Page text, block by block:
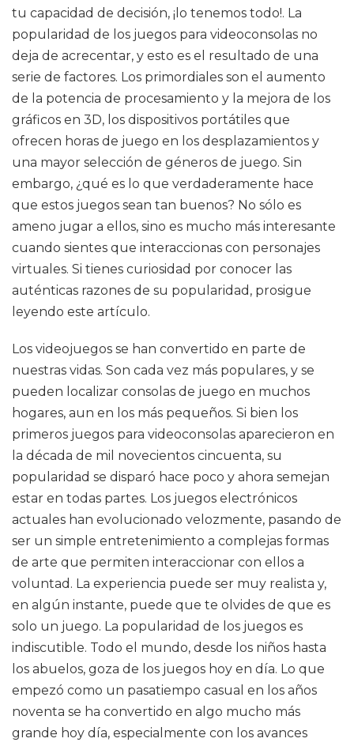
tu capacidad de decisión, ¡lo tenemos todo!. La
popularidad de los juegos para videoconsolas no
deja de acrecentar, y esto es el resultado de una
serie de factores. Los primordiales son el aumento
de la potencia de procesamiento y la mejora de los
gráficos en 3D, los dispositivos portátiles que
ofrecen horas de juego en los desplazamientos y
una mayor selección de géneros de juego. Sin
embargo, ¿qué es lo que verdaderamente hace
que estos juegos sean tan buenos? No sólo es
ameno jugar a ellos, sino es mucho más interesante
cuando sientes que interaccionas con personajes
virtuales. Si tienes curiosidad por conocer las
auténticas razones de su popularidad, prosigue
leyendo este artículo.
Los videojuegos se han convertido en parte de
nuestras vidas. Son cada vez más populares, y se
pueden localizar consolas de juego en muchos
hogares, aun en los más pequeños. Si bien los
primeros juegos para videoconsolas aparecieron en
la década de mil novecientos cincuenta, su
popularidad se disparó hace poco y ahora semejan
estar en todas partes. Los juegos electrónicos
actuales han evolucionado velozmente, pasando de
ser un simple entretenimiento a complejas formas
de arte que permiten interaccionar con ellos a
voluntad. La experiencia puede ser muy realista y,
en algún instante, puede que te olvides de que es
solo un juego. La popularidad de los juegos es
indiscutible. Todo el mundo, desde los niños hasta
los abuelos, goza de los juegos hoy en día. Lo que
empezó como un pasatiempo casual en los años
noventa se ha convertido en algo mucho más
grande hoy día, especialmente con los avances